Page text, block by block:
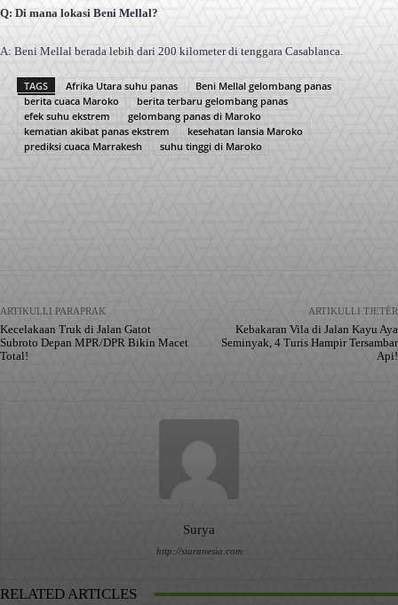
Q: Di mana lokasi Beni Mellal?
A: Beni Mellal berada lebih dari 200 kilometer di tenggara Casablanca.
TAGS Afrika Utara suhu panas
Beni Mellal gelombang panas
berita cuaca Maroko
berita terbaru gelombang panas
efek suhu ekstrem
gelombang panas di Maroko
kematian akibat panas ekstrem
kesehatan lansia Maroko
prediksi cuaca Marrakesh
suhu tinggi di Maroko
ARTIKULLI PARAPRAK
Kecelakaan Truk di Jalan Gatot
Subroto Depan MPR/DPR Bikin Macet
Total!
ARTIKULLI TJETËR
Kebakaran Vila di Jalan Kayu Aya
Seminyak, 4 Turis Hampir Tersambar
Api!
Surya
http://siaranesia.com
RELATED ARTICLES